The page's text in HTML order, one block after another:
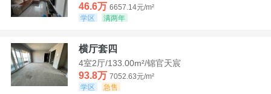
46.6万 6657.14元/m²
学区
满两年
横厅套四
4室2厅/133.00m²/锦官天宸
93.8万 7052.63元/m²
学区
急售